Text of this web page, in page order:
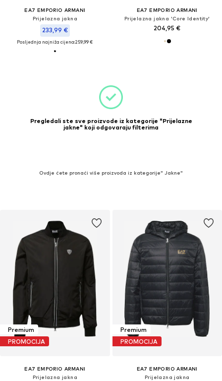
EA7 EMPORIO ARMANI
Prijelazna jakna
233,99 €
Posljednja najniža cijena:259,99 €
EA7 EMPORIO ARMANI
Prijelazna jakna 'Core Identity'
204,95 €
Pregledali ste sve proizvode iz kategorije "Prijelazne
jakne" koji odgovaraju filterima
Ovdje ćete pronaći više proizvoda iz kategorije" Jakne"
Premium
PROMOCIJA
EA7 EMPORIO ARMANI
Prijelazna jakna
Premium
PROMOCIJA
EA7 EMPORIO ARMANI
Prijelazna jakna